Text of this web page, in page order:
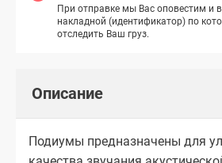
При отправке мы Вас оповестим и
накладной (идентификатор) по
отследить Ваш груз.
Описание
Подиумы предназначены для